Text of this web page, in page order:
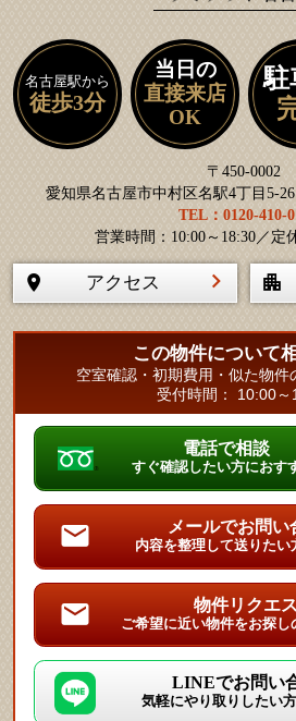
名古屋駅から
徒歩3分
当日の
直接来店
OK
駐
〒450-0002
愛知県名古屋市中村区名駅4丁目5-
TEL：0120-410-
営業時間：10:00～18:30／定
アクセス
この物件について
空室確認・初期費用・似た物件
受付時間： 10:00～
電話で相談
すぐ確認したい方におす
メールでお問い
内容を整理して送りたい
物件リクエ
ご希望に近い物件をお探し
LINEでお問い
気軽にやり取りしたい